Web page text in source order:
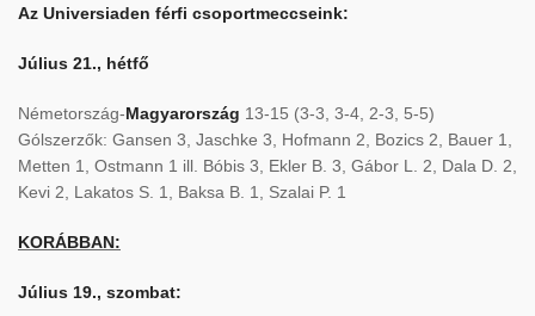
Az Universiaden férfi csoportmeccseink:
Július 21., hétfő
Németország-Magyarország 13-15 (3-3, 3-4, 2-3, 5-5)
Gólszerzők: Gansen 3, Jaschke 3, Hofmann 2, Bozics 2, Bauer 1,
Metten 1, Ostmann 1 ill. Bóbis 3, Ekler B. 3, Gábor L. 2, Dala D. 2,
Kevi 2, Lakatos S. 1, Baksa B. 1, Szalai P. 1
KORÁBBAN:
Július 19., szombat: